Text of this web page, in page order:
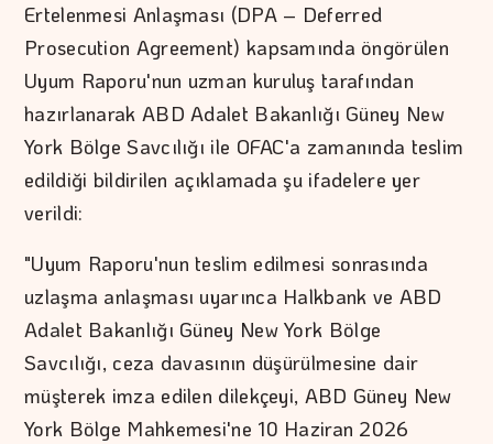
Ertelenmesi Anlaşması (DPA – Deferred
Prosecution Agreement) kapsamında öngörülen
Uyum Raporu'nun uzman kuruluş tarafından
hazırlanarak ABD Adalet Bakanlığı Güney New
York Bölge Savcılığı ile OFAC'a zamanında teslim
edildiği bildirilen açıklamada şu ifadelere yer
verildi:
"Uyum Raporu'nun teslim edilmesi sonrasında
uzlaşma anlaşması uyarınca Halkbank ve ABD
Adalet Bakanlığı Güney New York Bölge
Savcılığı, ceza davasının düşürülmesine dair
müşterek imza edilen dilekçeyi, ABD Güney New
York Bölge Mahkemesi'ne 10 Haziran 2026